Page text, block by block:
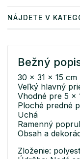
NÁJDETE V
Bežný
30 x 31 x 15 cm
Veľký hlavný
Vhodné pre 5 x
Ploché predné
Uchá
Ramenný
Obsah a
Zloženie: